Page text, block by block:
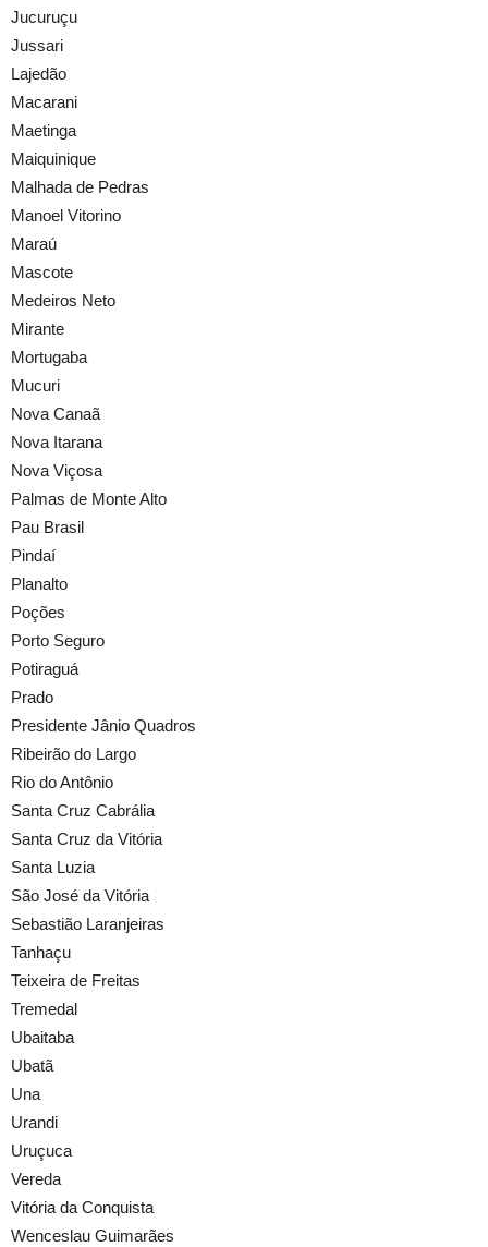
Jucuruçu
Jussari
Lajedão
Macarani
Maetinga
Maiquinique
Malhada de Pedras
Manoel Vitorino
Maraú
Mascote
Medeiros Neto
Mirante
Mortugaba
Mucuri
Nova Canaã
Nova Itarana
Nova Viçosa
Palmas de Monte Alto
Pau Brasil
Pindaí
Planalto
Poções
Porto Seguro
Potiraguá
Prado
Presidente Jânio Quadros
Ribeirão do Largo
Rio do Antônio
Santa Cruz Cabrália
Santa Cruz da Vitória
Santa Luzia
São José da Vitória
Sebastião Laranjeiras
Tanhaçu
Teixeira de Freitas
Tremedal
Ubaitaba
Ubatã
Una
Urandi
Uruçuca
Vereda
Vitória da Conquista
Wenceslau Guimarães